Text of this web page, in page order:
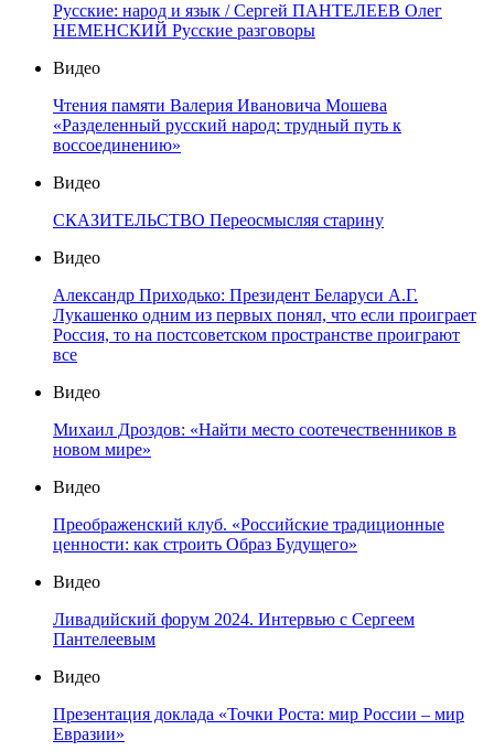
Русские: народ и язык / Сергей ПАНТЕЛЕЕВ Олег
НЕМЕНСКИЙ Русские разговоры
Видео
Чтения памяти Валерия Ивановича Мошева
«Разделенный русский народ: трудный путь к
воссоединению»
Видео
СКАЗИТЕЛЬСТВО Переосмысляя старину
Видео
Александр Приходько: Президент Беларуси А.Г.
Лукашенко одним из первых понял, что если проиграет
Россия, то на постсоветском пространстве проиграют
все
Видео
Михаил Дроздов: «Найти место соотечественников в
новом мире»
Видео
Преображенский клуб. «Российские традиционные
ценности: как строить Образ Будущего»
Видео
Ливадийский форум 2024. Интервью с Сергеем
Пантелеевым
Видео
Презентация доклада «Точки Роста: мир России – мир
Евразии»